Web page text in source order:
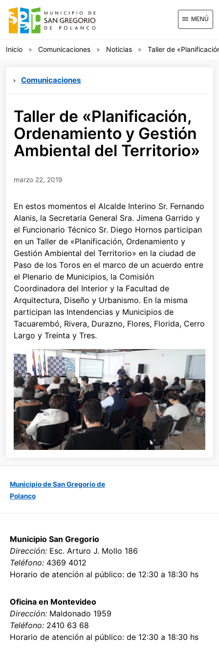
MENÚ
Inicio Comunicaciones Noticias Taller de
Comunicaciones
Taller de «Planificación,
Ordenamiento y Gestión
Ambiental del Territorio»
marzo 22, 2019
En estos momentos el Alcalde Interino Sr. Fernando
Alanis, la Secretaria General Sra. Jimena Garrido y
el Funcionario Técnico Sr. Diego Hornos participan
en un Taller de «Planificación, Ordenamiento y
Gestión Ambiental del Territorio» en la ciudad de
Paso de los Toros en el marco de un acuerdo entre
el Plenario de Municipios, la Comisión
Coordinadora del Interior y la Facultad de
Arquitectura, Diseño y Urbanismo. En la misma
participan las Intendencias y Municipios de
Tacuarembó, Rivera, Durazno, Flores, Florida, Cerro
Largo y Treinta y Tres.
Municipio de San Gregorio de
Polanco
Municipio San Gregorio
Dirección: Esc. Arturo J. Mollo 186
Teléfono: 4369 4012
Horario de atención al público: de 12:30 a 18:30 hs
Oficina en Montevideo
Dirección: Maldonado 1959
Teléfono: 2410 63 68
Horario de atención al público: de 12:30 a 18:30 hs